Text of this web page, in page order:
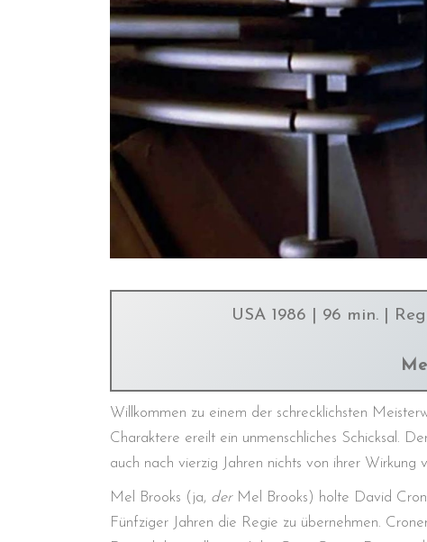
USA 1986 | 96 min. |
Willkommen zu einem der schrecklichsten
Charaktere ereilt ein unmenschliches Schicksal.
auch nach vierzig Jahren nichts von ihrer Wirkung
Mel Brooks (ja, der Mel Brooks) holte David
Fünfziger Jahren die Regie zu übernehmen.